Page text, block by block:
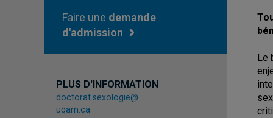
Faire une demande
d'admission
PLUS D'INFORMATION
doctorat.sexologie@
uqam.ca
Le